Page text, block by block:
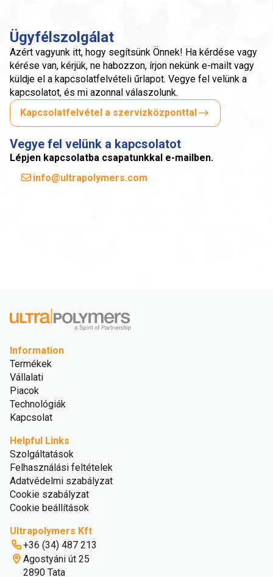
Ügyfélszolgálat
Azért vagyunk itt, hogy segítsünk Önnek! Ha kérdése vagy
kérése van, kérjük, ne habozzon, írjon nekünk e-mailt vagy
küldje el a kapcsolatfelvételi űrlapot. Vegye fel velünk a
kapcsolatot, és mi azonnal válaszolunk.
Kapcsolatfelvétel a szervizközponttal
Vegye fel velünk a kapcsolatot
Lépjen kapcsolatba csapatunkkal e-mailben.
info@ultrapolymers.com
Information
Termékek
Vállalati
Piacok
Technológiák
Kapcsolat
Helpful Links
Szolgáltatások
Felhasználási feltételek
Adatvédelmi szabályzat
Cookie szabályzat
Cookie beállítások
Ultrapolymers Kft
+36 (34) 487 213
Agostyáni út 25
2890 Tata